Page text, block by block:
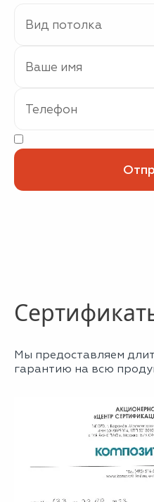
Вид потолка
Ваш вид потолка
Нажимая кнопку
*
Мы предоставляем
гарантию на всю